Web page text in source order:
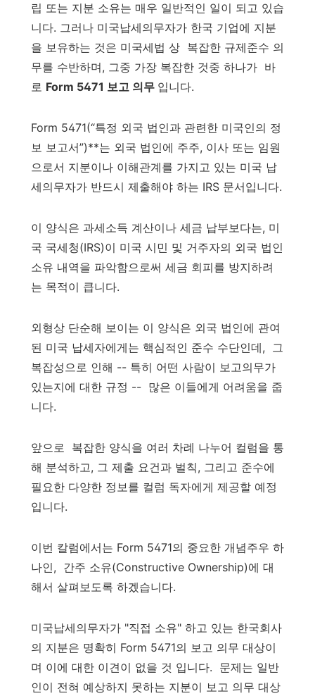
립 또는 지분 소유는 매우 일반적인 일이 되고 있습
니다. 그러나 미국납세의무자가 한국 기업에 지분
을 보유하는 것은 미국세법 상 복잡한 규제준수 의
무를 수반하며, 그중 가장 복잡한 것중 하나가 바
로 Form 5471 보고 의무 입니다.
Form 5471(“특정 외국 법인과 관련한 미국인의 정
보 보고서”)**는 외국 법인에 주주, 이사 또는 임원
으로서 지분이나 이해관계를 가지고 있는 미국 납
세의무자가 반드시 제출해야 하는 IRS 문서입니다.
이 양식은 과세소득 계산이나 세금 납부보다는, 미
국 국세청(IRS)이 미국 시민 및 거주자의 외국 법인
소유 내역을 파악함으로써 세금 회피를 방지하려
는 목적이 큽니다.
외형상 단순해 보이는 이 양식은 외국 법인에 관여
된 미국 납세자에게는 핵심적인 준수 수단인데, 그
복잡성으로 인해 -- 특히 어떤 사람이 보고의무가
있는지에 대한 규정 -- 많은 이들에게 어려움을 줍
니다.
앞으로 복잡한 양식을 여러 차례 나누어 컬럼을 통
해 분석하고, 그 제출 요건과 벌칙, 그리고 준수에
필요한 다양한 정보를 컬럼 독자에게 제공할 예정
입니다.
이번 칼럼에서는 Form 5471의 중요한 개념주우 하
나인, 간주 소유(Constructive Ownership)에 대
해서 살펴보도록 하겠습니다.
미국납세의무자가 "직접 소유" 하고 있는 한국회사
의 지분은 명확히 Form 5471의 보고 의무 대상이
며 이에 대한 이견이 없을 것 입니다. 문제는 일반
인이 전혀 예상하지 못하는 지분이 보고 의무 대상